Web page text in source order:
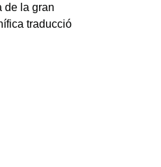
de la gran
traducció